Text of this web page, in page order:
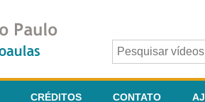
CRÉDITOS CONTATO